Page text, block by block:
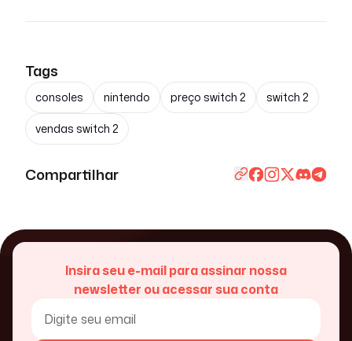
Tags
consoles nintendo preço switch 2 switch 2
vendas switch 2
Compartilhar
Insira seu e-mail para assinar nossa
newsletter ou acessar sua conta